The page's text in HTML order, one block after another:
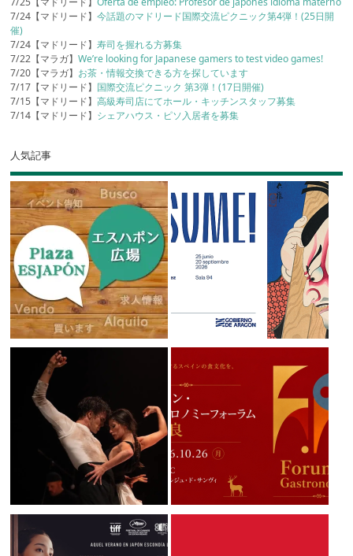
7/24【マドリード】今話題のマドリード国際交流ピクニック第4弾！(25日開
催)
7/24【マドリード】寿司を握れる方募集
7/22【マラガ】We’re looking for Japanese gamers to test video games!
7/20【マラガ】 お茶・情報交換できる方を探しています
7/17【マドリード】 国際交流ピクニック 第3弾！(17日開催)
7/15【マドリード】高級寿司店にてホール・キッチンスタッフ募集
7/14【マドリード】 シェアハウス・ピソ入居者を募集
人気記事